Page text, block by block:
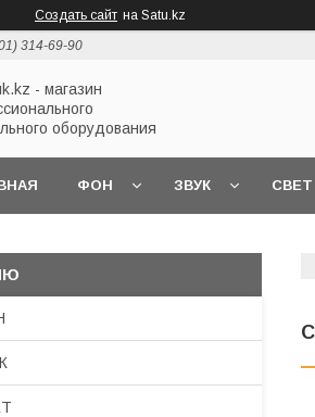
Создать сайт на Satu.kz
314-69-90
- магазин
оборудования
ФОН ЗВУК СВЕТ